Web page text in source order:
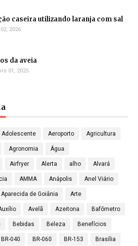
caseira utilizando laranja com sal
2026
da aveia
01, 2025
Adolescente Aeroporto Agricultura
Agronomia Água
Airfryer Alerta alho Alvará
AMMA Anápolis Anel Viário
Aparecida de Goiânia Arte
Avelã Azeitona Bafômetro
Bebidas Beleza Benefícios
BR-040 BR-060 BR-153 Brasília